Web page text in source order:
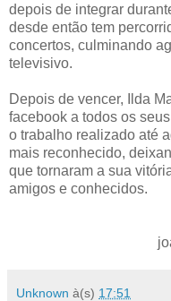
depois de integrar
desde então tem
concertos, culminando
televisivo.
Depois de vencer, Ilda
facebook a todos os
o trabalho realizado até
mais reconhecido,
que tornaram a sua
amigos e conhecidos.
Unknown à(s) 17:51